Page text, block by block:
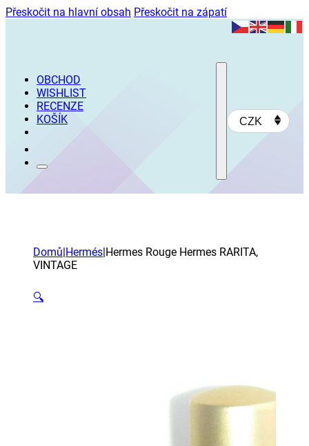
Přeskočit na hlavní obsah Přeskočit na zápatí
OBCHOD
WISHLIST
RECENZE
KOŠÍK
CZK
Domů|Hermés|Hermes Rouge Hermes RARITA,
VINTAGE
🔍